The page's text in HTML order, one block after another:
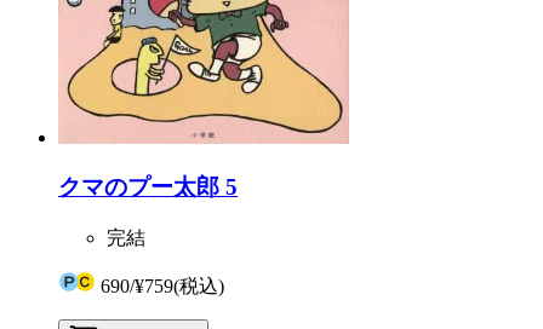
クマのプー太郎 5
完結
690/¥759(税込)